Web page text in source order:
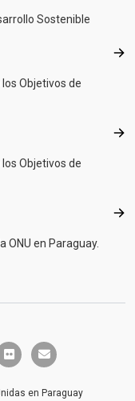
Sostenible
Objetivos de
Objetivos de
ONU en Paraguay.
flickr envelope
en Paraguay